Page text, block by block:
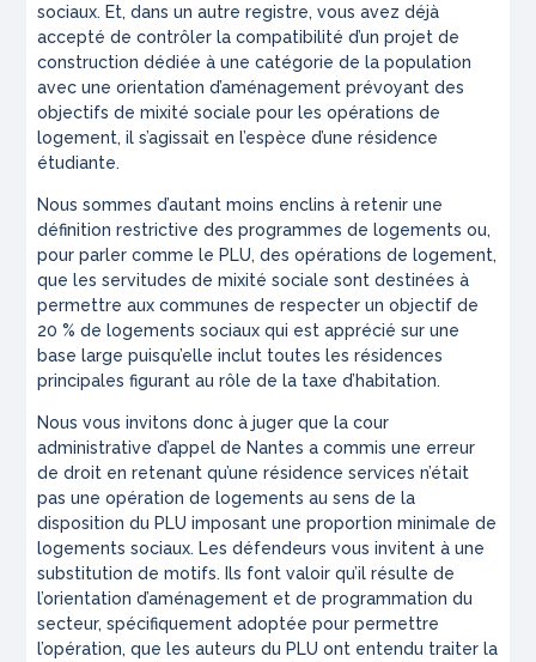
sociaux. Et, dans un autre registre, vous avez déjà
accepté de contrôler la compatibilité d’un projet de
construction dédiée à une catégorie de la population
avec une orientation d’aménagement prévoyant des
objectifs de mixité sociale pour les opérations de
logement, il s’agissait en l’espèce d’une résidence
étudiante.
Nous sommes d’autant moins enclins à retenir une
définition restrictive des programmes de logements ou,
pour parler comme le PLU, des opérations de logement,
que les servitudes de mixité sociale sont destinées à
permettre aux communes de respecter un objectif de
20 % de logements sociaux qui est apprécié sur une
base large puisqu’elle inclut toutes les résidences
principales figurant au rôle de la taxe d’habitation.
Nous vous invitons donc à juger que la cour
administrative d’appel de Nantes a commis une erreur
de droit en retenant qu’une résidence services n’était
pas une opération de logements au sens de la
disposition du PLU imposant une proportion minimale de
logements sociaux. Les défendeurs vous invitent à une
substitution de motifs. Ils font valoir qu’il résulte de
l’orientation d’aménagement et de programmation du
secteur, spécifiquement adoptée pour permettre
l’opération, que les auteurs du PLU ont entendu traiter la